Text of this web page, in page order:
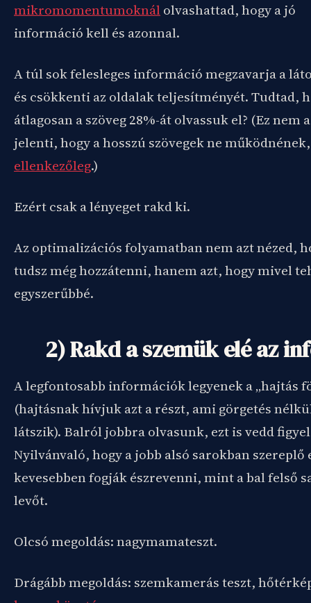
mikromomentumoknálolvashattad, hogy a jó
információ kell és azonnal.
A túl sok felesleges információ megzavarja a
és csökkenti az oldalak teljesítményét. Tudtad,
átlagosan a szöveg 28%-át olvassuk el? (Ez nem
jelenti, hogy a hosszú szövegek ne
ellenkezőleg.)
Ezért csak a lényeget rakd ki.
Az optimalizációs folyamatban nem azt nézed,
tudsz még hozzátenni, hanem azt, hogy mivel
egyszerűbbé.
2) Rakd a szemük elé az
A legfontosabb információk legyenek a „hajtás
(hajtásnak hívjuk azt a részt, ami görgetés
látszik). Balról jobbra olvasunk, ezt is vedd
Nyilvánvaló, hogy a jobb alsó sarokban szereplő
kevesebben fogják észrevenni, mint a bal felső
levőt.
Olcsó megoldás: nagymamateszt.
Drágább megoldás: szemkamerás teszt,